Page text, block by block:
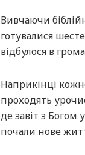
Вивчаючи
готувалися
відбулося в
Наприкінці
проходять
де завіт з Богом
почали нове